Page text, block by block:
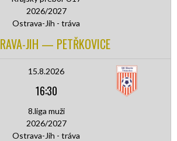
2026/2027
Ostrava-Jih - tráva
JIH — PETŘKOVICE
15.8.2026
16:30
8.liga muži
2026/2027
Ostrava-Jih - tráva